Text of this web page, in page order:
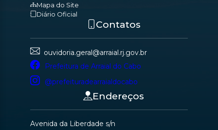
Mapa do Site
Diário Oficial
Contatos
ouvidoria.geral@arraial.rj.gov.br
Prefeitura de Arraial do Cabo
@prefeituradearraialdocabo
Endereços
Avenida da Liberdade s/n